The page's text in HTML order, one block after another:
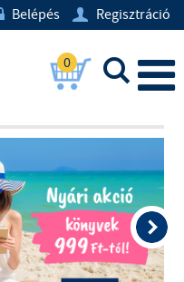
Belépés U Regisztráció
0 L